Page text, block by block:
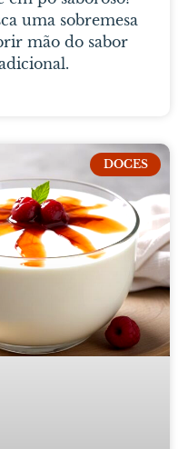
uma sobremesa
mão do sabor
DOCES